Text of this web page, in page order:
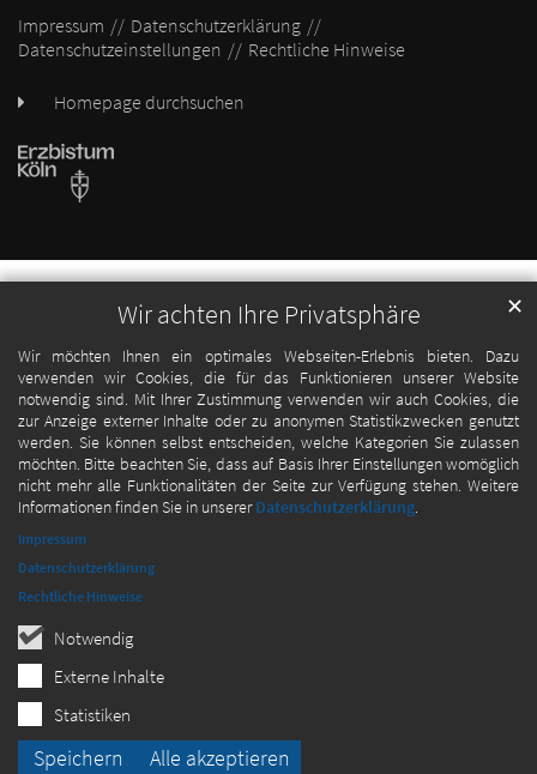
Wir achten Ihre Privatsphäre
Wir möchten Ihnen ein optimales Webseiten-Erlebnis bieten. Dazu
verwenden wir Cookies, die für das Funktionieren unserer Website
notwendig sind. Mit Ihrer Zustimmung verwenden wir auch Cookies, die
zur Anzeige externer Inhalte oder zu anonymen Statistikzwecken genutzt
werden. Sie können selbst entscheiden, welche Kategorien Sie zulassen
möchten. Bitte beachten Sie, dass auf Basis Ihrer Einstellungen womöglich
nicht mehr alle Funktionalitäten der Seite zur Verfügung stehen. Weitere
Informationen finden Sie in unsererDatenschutzerklärung.
Notwendig
Externe Inhalte
Statistiken
Speichern Alle akzeptieren
✕
Impressum
Datenschutzerklärung
Rechtliche Hinweise
Impressum
Datenschutzerklärung
Datenschutzeinstellungen
Rechtliche Hinweise
Homepage durchsuchen